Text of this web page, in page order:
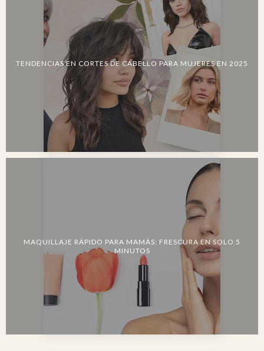
TENDENCIAS EN CORTES DE CABELLO PARA MUJERES EN 2025
MAQUILLAJE RÁPIDO PARA MAMÁS: FRESCURA EN SOLO 5
MINUTOS